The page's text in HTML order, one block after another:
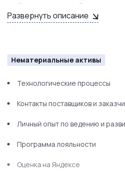
Стул для клиентов 3 шт
Стула для мастера 3 шт
Пылесоса для педикюра 2 шт
Мощный пылесос встроенных в
Стола маникюрный 3 шт
Зона ресепшн
Диван ИКЕА
Вешалка для одежды
Развернуть описание
Нематериальные активы
Технологические процессы
Контакты поставщиков и
Личный опыт по ведению и
Программа лояльности
Оценка на Яндексе